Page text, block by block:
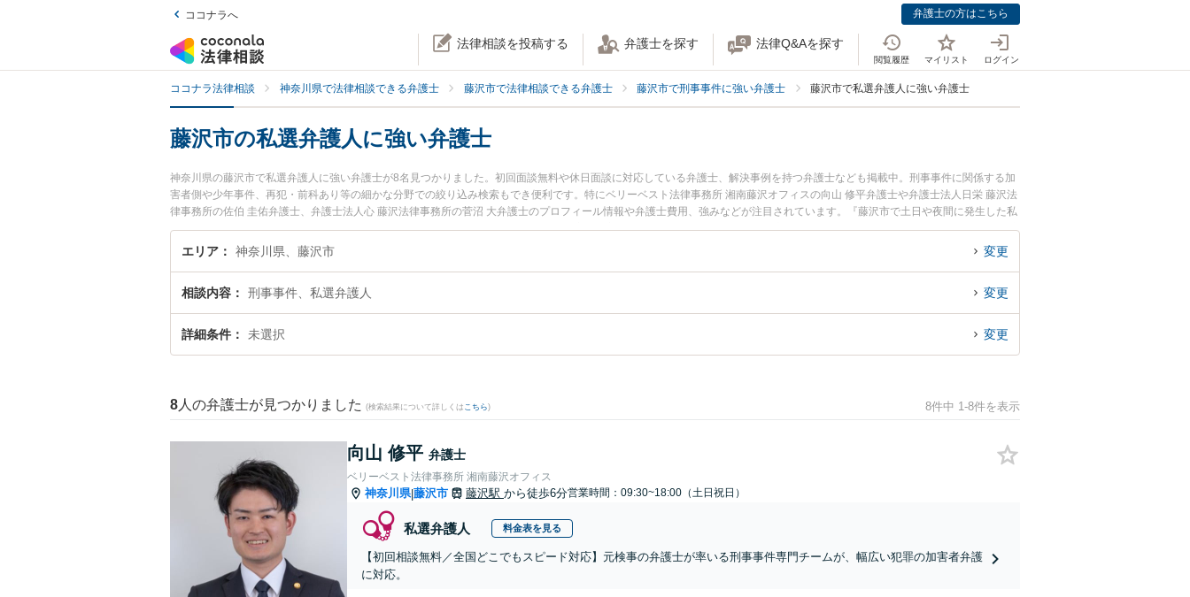
ココナラへ 弁護士の方はこちら
法律相談を投稿する 弁護士を探す 法律Q&Aを探す
閲覧履歴 マイリスト ログイン
ココナラ法律相談 神奈川県で法律相談できる弁護士 藤沢市で法律相談できる弁護士 藤沢市で刑事事件に強い弁護士 藤沢市で私選弁護人に強い弁護士
藤沢市の私選弁護人に強い弁護士
神奈川県の藤沢市で私選弁護人に強い弁護士が8名見つかりました。初回面談無料や休日面談に対応している弁護士、解決事例を持つ弁護士なども掲載中。刑事事件に関係する加
害者側や少年事件、再犯・前科あり等の細かな分野での絞り込み検索もでき便利です。特にベリーベスト法律事務所 湘南藤沢オフィスの向山 修平弁護士や弁護士法人日栄 藤沢法
律事務所の佐伯 圭佑弁護士、弁護士法人心 藤沢法律事務所の菅沼 大弁護士のプロフィール情報や弁護士費用、強みなどが注目されています。『藤沢市で土日や夜間に発生した私
選弁護人のトラブルを今すぐに弁護士に相談したい』『私選弁護人のトラブル解決の実績豊富な近くの弁護士を検索したい』『初回相談無料で私選弁護人を法律相談できる藤沢市
内の弁護士に相談予約したい』などでお困りの相談者さんにおすすめです。
エリア 神奈川県、藤沢市 変更
相談内容 刑事事件、私選弁護人 変更
詳細条件 未選択 変更
8 人の弁護士が見つかりました (検索結果について詳しくは こちら) 8件中 1-8件を表示
向山 修平 弁護士
ベリーベスト法律事務所 湘南藤沢オフィス
神奈川県|藤沢市 藤沢駅 から徒歩6分営業時間：09:30~18:00（土日祝日）
私選弁護人 料金表を見る
【初回相談無料／全国どこでもスピード対応】元検事の弁護士が率いる刑事事件専門チームが、幅広い犯罪の加害者弁護
に対応。